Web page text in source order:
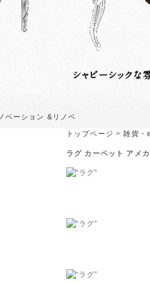
トップページ >雑貨・
ラグ カーペット アメ